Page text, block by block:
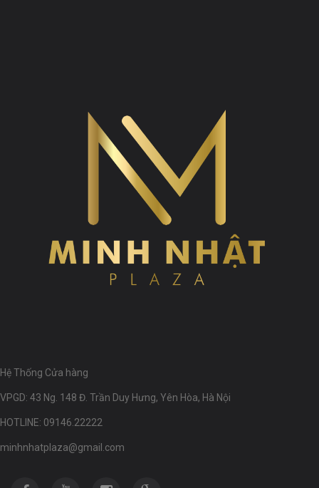
Hệ Thống Cửa hàng
VPGD: 43 Ng. 148 Đ. Trần Duy Hưng, Yên Hòa, Hà Nội
HOTLINE: 09146.22222
minhnhatplaza@gmail.com